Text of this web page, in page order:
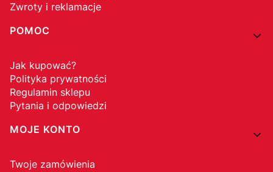
Zwroty i reklamacje
POMOC
Jak kupować?
Polityka prywatności
Regulamin sklepu
Pytania i odpowiedzi
MOJE KONTO
Twoje zamówienia